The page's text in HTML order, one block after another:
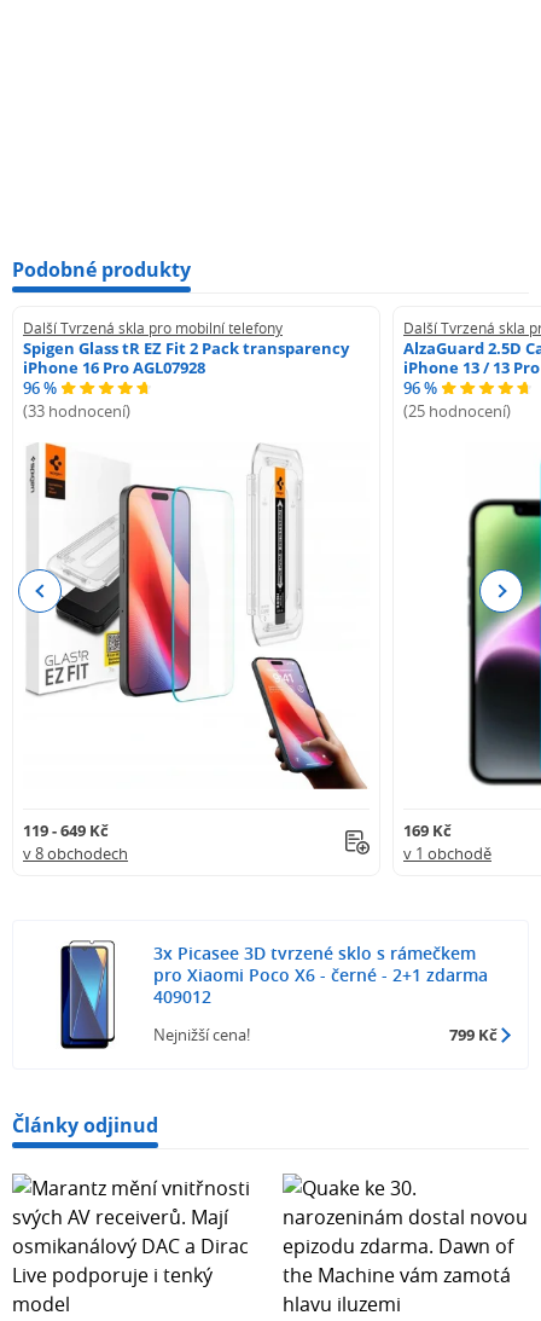
Podobné produkty
Další Tvrzená skla pro mobilní telefony
Spigen Glass tR EZ Fit 2 Pack transparency
iPhone 16 Pro AGL07928
96 %
(33 hodnocení)
119 - 649 Kč
v 8 obchodech
Další Tvrzená skla
AlzaGuard 2.5D
iPhone 13 / 13 Pro
96 %
(25 hodnocení)
169 Kč
v 1 obchodě
Previous Next
3x Picasee 3D tvrzené sklo s rámečkem
pro Xiaomi Poco X6 - černé - 2+1 zdarma
409012
Nejnižší cena! 799 Kč
Články odjinud